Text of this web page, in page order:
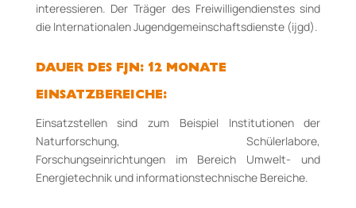
interessieren. Der Träger des Freiwilligendienstes sind
die Internationalen Jugendgemeinschaftsdienste (ijgd).
DAUER DES FJN: 12 MONATE
EINSATZBEREICHE:
Einsatzstellen sind zum Beispiel Institutionen der
Naturforschung, Schülerlabore,
Forschungseinrichtungen im Bereich Umwelt­- und
Energietechnik und informationstechnische Bereiche.